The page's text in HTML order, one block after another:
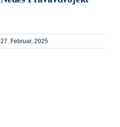
27. Februar, 2025